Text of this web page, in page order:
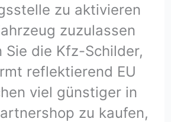
zu aktivieren
zuzulassen
Sie die Kfz-Schilder,
reflektierend EU
viel günstiger in
zu kaufen,